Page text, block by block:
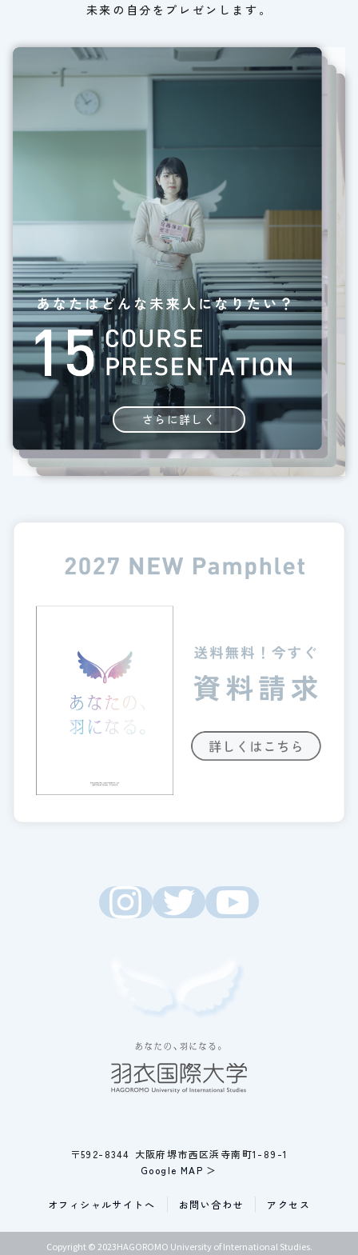
未来の自分をプレゼンします。
さらに詳しく
〒592-8344 大阪府堺市西区浜寺南町1-89-1
Google MAP ＞
オフィシャルサイトへ お問い合わせ アクセス
Copyright © 2023HAGOROMO University of International Studies.